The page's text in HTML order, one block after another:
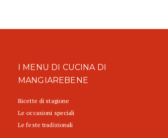
I MENU DI CUCINA DI
MANGIAREBENE
Ricette di stagione
Le occasioni speciali
Le feste tradizionali